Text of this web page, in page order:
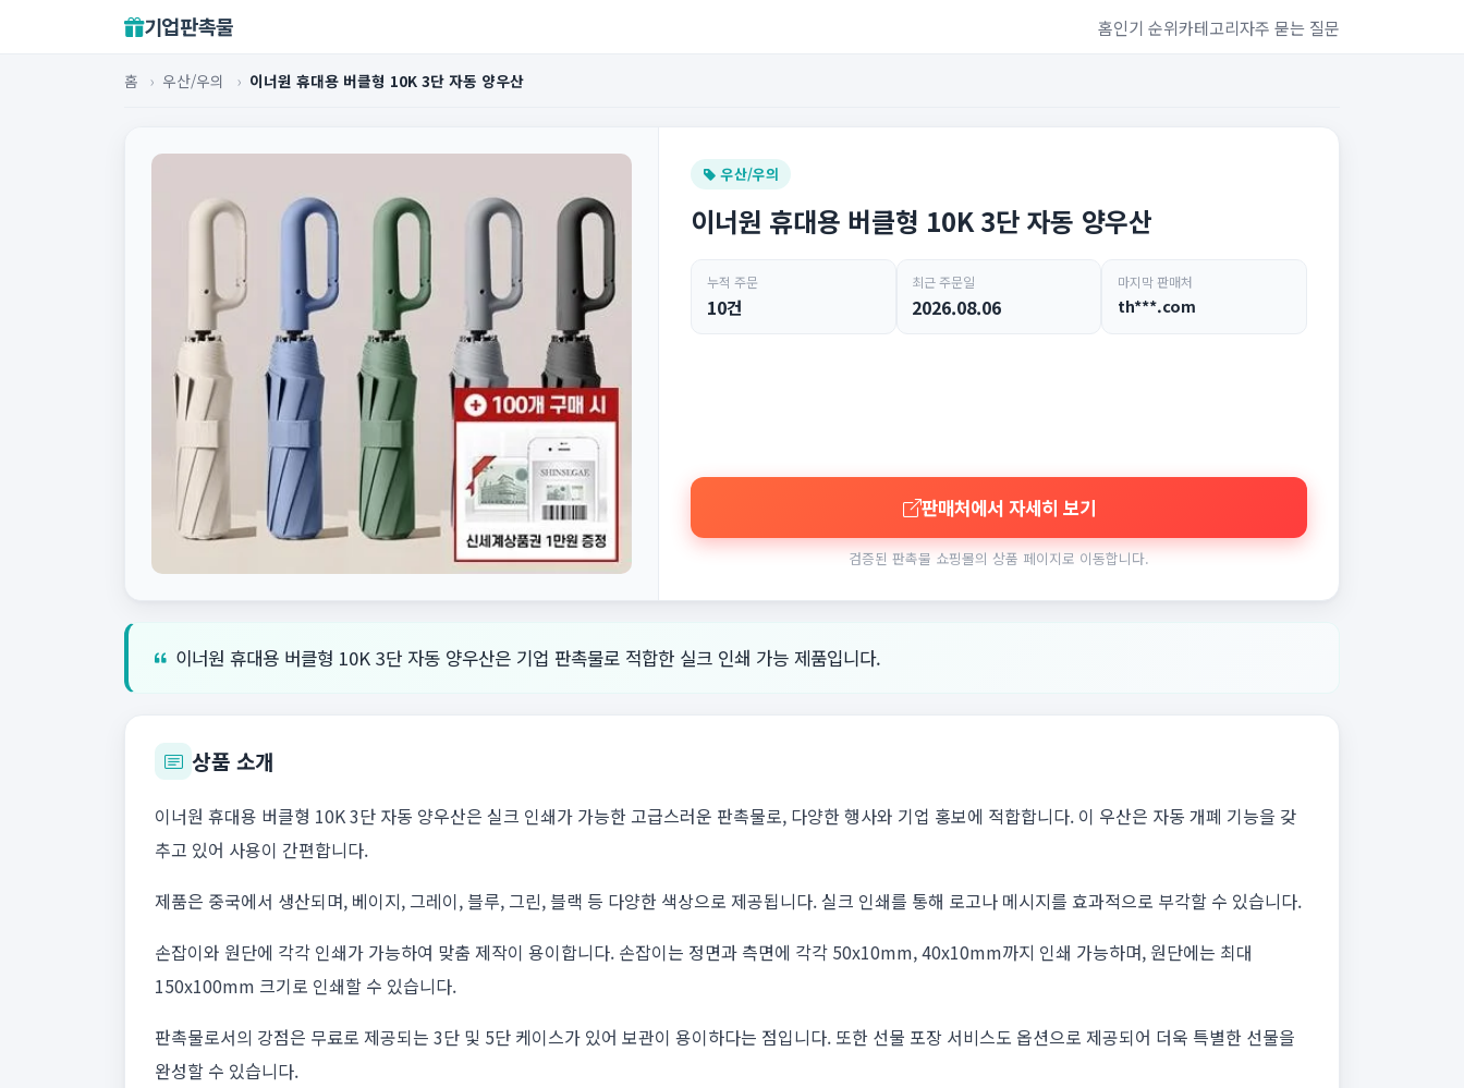
기업판촉물 홈인기 순위카테고리자주 묻는 질문
홈 › 우산/우의 › 이너원 휴대용 버클형 10K 3단 자동 양우산
우산/우의
이너원 휴대용 버클형 10K 3단 자동 양우산
누적 주문
10건
최근 주문일
2026.08.06
마지막 판매처
th***.com
판매처에서 자세히 보기
검증된 판촉물 쇼핑몰의 상품 페이지로 이동합니다.
이너원 휴대용 버클형 10K 3단 자동 양우산은 기업 판촉물로 적합한 실크 인쇄 가능 제품입니다.
상품 소개
이너원 휴대용 버클형 10K 3단 자동 양우산은 실크 인쇄가 가능한 고급스러운 판촉물로, 다양한 행사와 기업 홍보에 적합합니다. 이 우산은 자동 개폐 기능을 갖
추고 있어 사용이 간편합니다.
제품은 중국에서 생산되며, 베이지, 그레이, 블루, 그린, 블랙 등 다양한 색상으로 제공됩니다. 실크 인쇄를 통해 로고나 메시지를 효과적으로 부각할 수 있습니다.
손잡이와 원단에 각각 인쇄가 가능하여 맞춤 제작이 용이합니다. 손잡이는 정면과 측면에 각각 50x10mm, 40x10mm까지 인쇄 가능하며, 원단에는 최대
150x100mm 크기로 인쇄할 수 있습니다.
판촉물로서의 강점은 무료로 제공되는 3단 및 5단 케이스가 있어 보관이 용이하다는 점입니다. 또한 선물 포장 서비스도 옵션으로 제공되어 더욱 특별한 선물을
완성할 수 있습니다.